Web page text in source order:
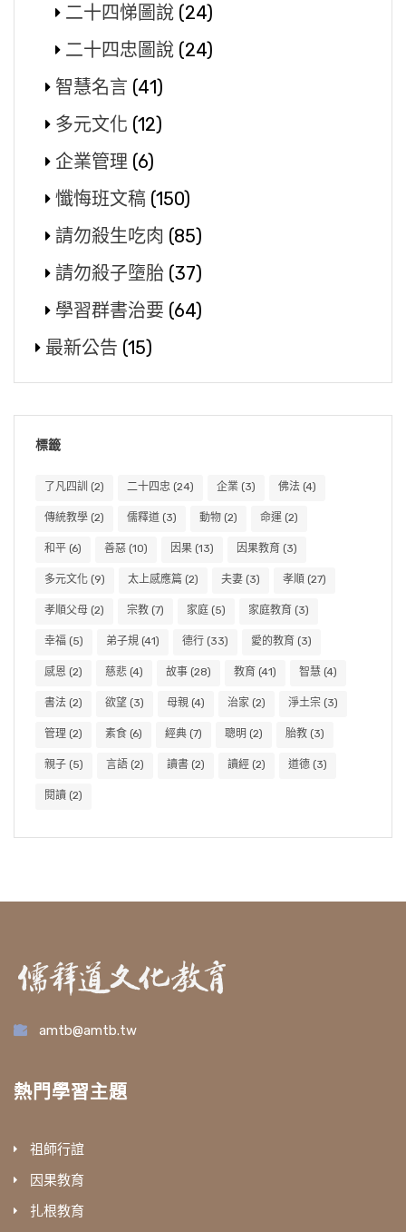
二十四悌圖說 (24)
二十四忠圖說 (24)
智慧名言 (41)
多元文化 (12)
企業管理 (6)
懺悔班文稿 (150)
請勿殺生吃肉 (85)
請勿殺子墮胎 (37)
學習群書治要 (64)
最新公告 (15)
標籤
了凡四訓 (2) 二十四忠 (24) 企業 (3) 佛法 (4)
傳統教學 (2) 儒釋道 (3) 動物 (2) 命運 (2)
和平 (6) 善惡 (10) 因果 (13) 因果教育 (3)
多元文化 (9) 太上感應篇 (2) 夫妻 (3) 孝順 (27)
孝順父母 (2) 宗教 (7) 家庭 (5) 家庭教育 (3)
幸福 (5) 弟子規 (41) 德行 (33) 愛的教育 (3)
感恩 (2) 慈悲 (4) 故事 (28) 教育 (41) 智慧 (4)
書法 (2) 欲望 (3) 母親 (4) 治家 (2) 淨土宗 (3)
管理 (2) 素食 (6) 經典 (7) 聰明 (2) 胎教 (3)
親子 (5) 言語 (2) 讀書 (2) 讀經 (2) 道德 (3)
閱讀 (2)
amtb@amtb.tw
熱門學習主題
祖師行誼
因果教育
扎根教育